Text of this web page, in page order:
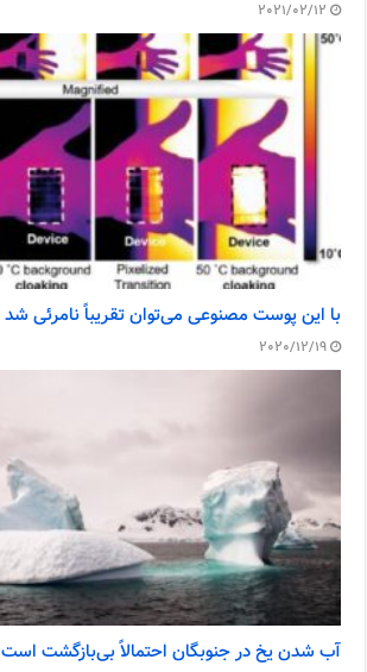
2021/02/12
با این پوست مصنوعی می‌توان تقریباً نامرئی شد
2020/12/19
آب شدن یخ در جنوبگان احتمالاً بی‌بازگشت است